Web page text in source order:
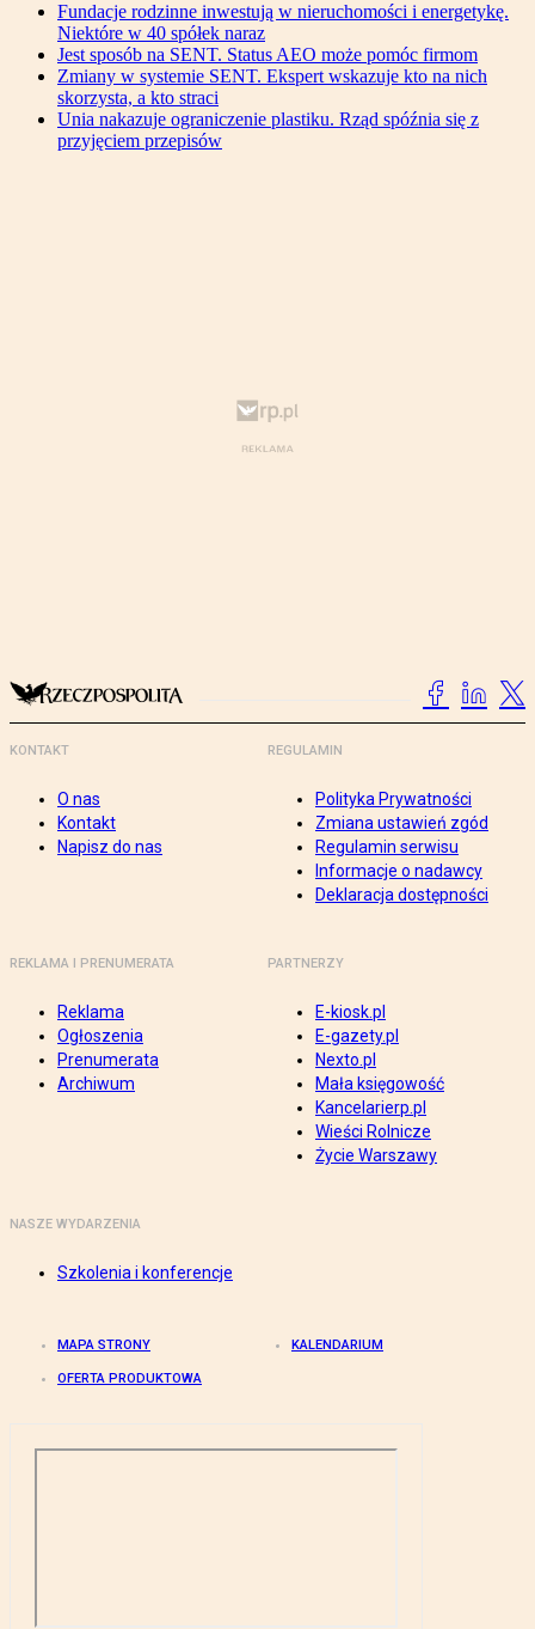
Fundacje rodzinne inwestują w nieruchomości i energetykę.
Niektóre w 40 spółek naraz
Jest sposób na SENT. Status AEO może pomóc firmom
Zmiany w systemie SENT. Ekspert wskazuje kto na nich
skorzysta, a kto straci
Unia nakazuje ograniczenie plastiku. Rząd spóźnia się z
przyjęciem przepisów
KONTAKT
O nas
Kontakt
Napisz do nas
REGULAMIN
Polityka Prywatności
Zmiana ustawień zgód
Regulamin serwisu
Informacje o nadawcy
Deklaracja dostępności
REKLAMA I PRENUMERATA
Reklama
Ogłoszenia
Prenumerata
Archiwum
PARTNERZY
E-kiosk.pl
E-gazety.pl
Nexto.pl
Mała księgowość
Kancelarierp.pl
Wieści Rolnicze
Życie Warszawy
NASZE WYDARZENIA
Szkolenia i konferencje
MAPA STRONY KALENDARIUM
OFERTA PRODUKTOWA